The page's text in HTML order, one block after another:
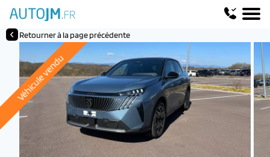
Retourner à la page précédente
Véhicule vendu